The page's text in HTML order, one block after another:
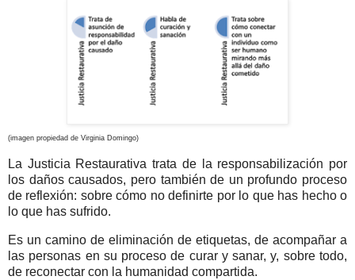
(imagen propiedad de Virginia Domingo)
La Justicia Restaurativa trata de la responsabilización por
los daños causados, pero también de un profundo proceso
de reflexión: sobre cómo no definirte por lo que has hecho o
lo que has sufrido.
Es un camino de eliminación de etiquetas, de acompañar a
las personas en su proceso de curar y sanar, y, sobre todo,
de reconectar con la humanidad compartida.